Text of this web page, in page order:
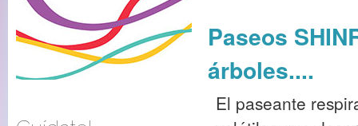
Paseos
árboles....
El paseante